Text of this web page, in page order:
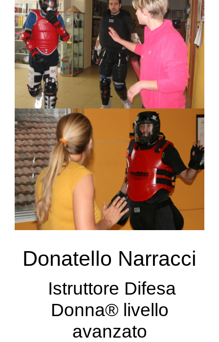
Donatello Narracci
Istruttore Difesa
Donna® livello
avanzato